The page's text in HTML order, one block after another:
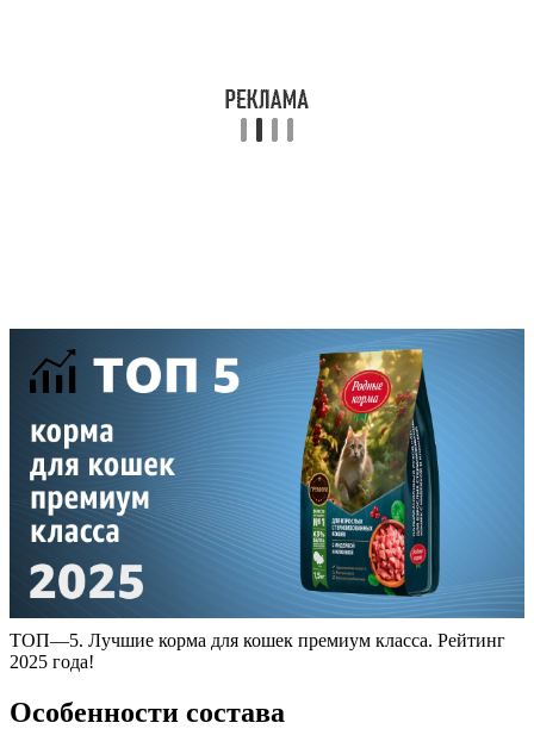
ТОП—5. Лучшие корма для кошек премиум класса. Рейтинг
2025 года!
Особенности состава